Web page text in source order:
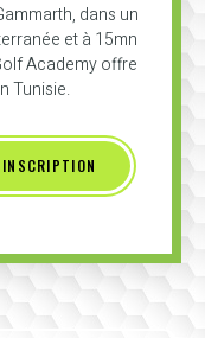
dans un
et à 15mn
Academy offre
Tunisie.
INSCRIPTION